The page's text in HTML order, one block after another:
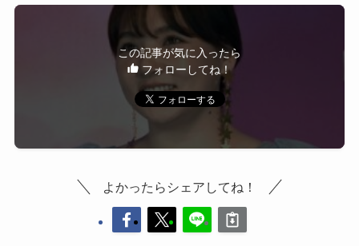
この記事が気に入ったら
フォローしてね！
よかったらシェアしてね！